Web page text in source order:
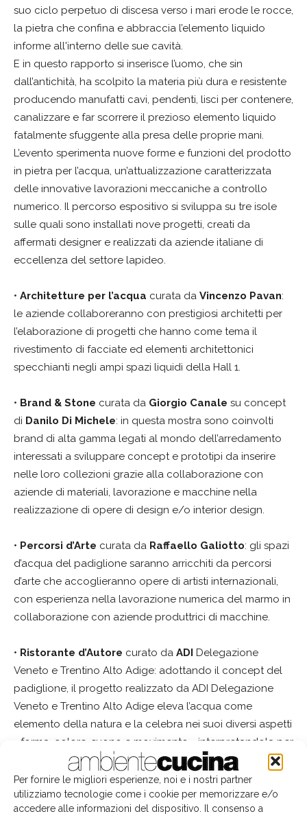
Per fornire le migliori esperienze, noi e i nostri partner
utilizziamo tecnologie come i cookie per memorizzare e/o
accedere alle informazioni del dispositivo. Il consenso a
suo ciclo perpetuo di discesa verso i mari erode le rocce,
la pietra che confina e abbraccia l’elemento liquido
informe all'interno delle sue cavità.
E in questo rapporto si inserisce l’uomo, che sin
dall’antichità, ha scolpito la materia più dura e resistente
producendo manufatti cavi, pendenti, lisci per contenere,
canalizzare e far scorrere il prezioso elemento liquido
fatalmente sfuggente alla presa delle proprie mani.
L’evento sperimenta nuove forme e funzioni del prodotto
in pietra per l’acqua, un’attualizzazione caratterizzata
delle innovative lavorazioni meccaniche a controllo
numerico. Il percorso espositivo si sviluppa su tre isole
sulle quali sono installati nove progetti, creati da
affermati designer e realizzati da aziende italiane di
eccellenza del settore lapideo.
• Architetture per l’acqua curata da Vincenzo Pavan:
le aziende collaboreranno con prestigiosi architetti per
l’elaborazione di progetti che hanno come tema il
rivestimento di facciate ed elementi architettonici
specchianti negli ampi spazi liquidi della Hall 1.
• Brand & Stone curata da Giorgio Canale su concept
di Danilo Di Michele: in questa mostra sono coinvolti
brand di alta gamma legati al mondo dell’arredamento
interessati a sviluppare concept e prototipi da inserire
nelle loro collezioni grazie alla collaborazione con
aziende di materiali, lavorazione e macchine nella
realizzazione di opere di design e/o interior design.
• Percorsi d’Arte curata da Raffaello Galiotto: gli spazi
d’acqua del padiglione saranno arricchiti da percorsi
d’arte che accoglieranno opere di artisti internazionali,
con esperienza nella lavorazione numerica del marmo in
collaborazione con aziende produttrici di macchine.
• Ristorante d’Autore curato da ADI Delegazione
Veneto e Trentino Alto Adige: adottando il concept del
padiglione, il progetto realizzato da ADI Delegazione
Veneto e Trentino Alto Adige eleva l’acqua come
elemento della natura e la celebra nei suoi diversi aspetti
- forma, colore, suono e movimento - interpretandola per
dare forma agli oggetti che arredano il ristorante e far
sentire gli ospiti accolti dal movimento e dalle sensazioni
di un torrente.